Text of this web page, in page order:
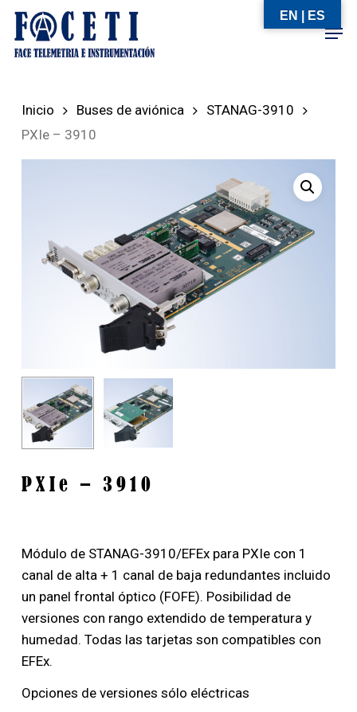
Skip
main
Inicio Buses de aviónica
STANAG-3910
PXIe – 3910
PXIe – 3910
Módulo de STANAG-3910/EFEx para PXIe con 1
canal de alta + 1 canal de baja redundantes incluido
un panel frontal óptico (FOFE). Posibilidad de
versiones con rango extendido de temperatura y
humedad. Todas las tarjetas son compatibles con
EFEx.
Opciones de versiones sólo eléctricas
EN | ES